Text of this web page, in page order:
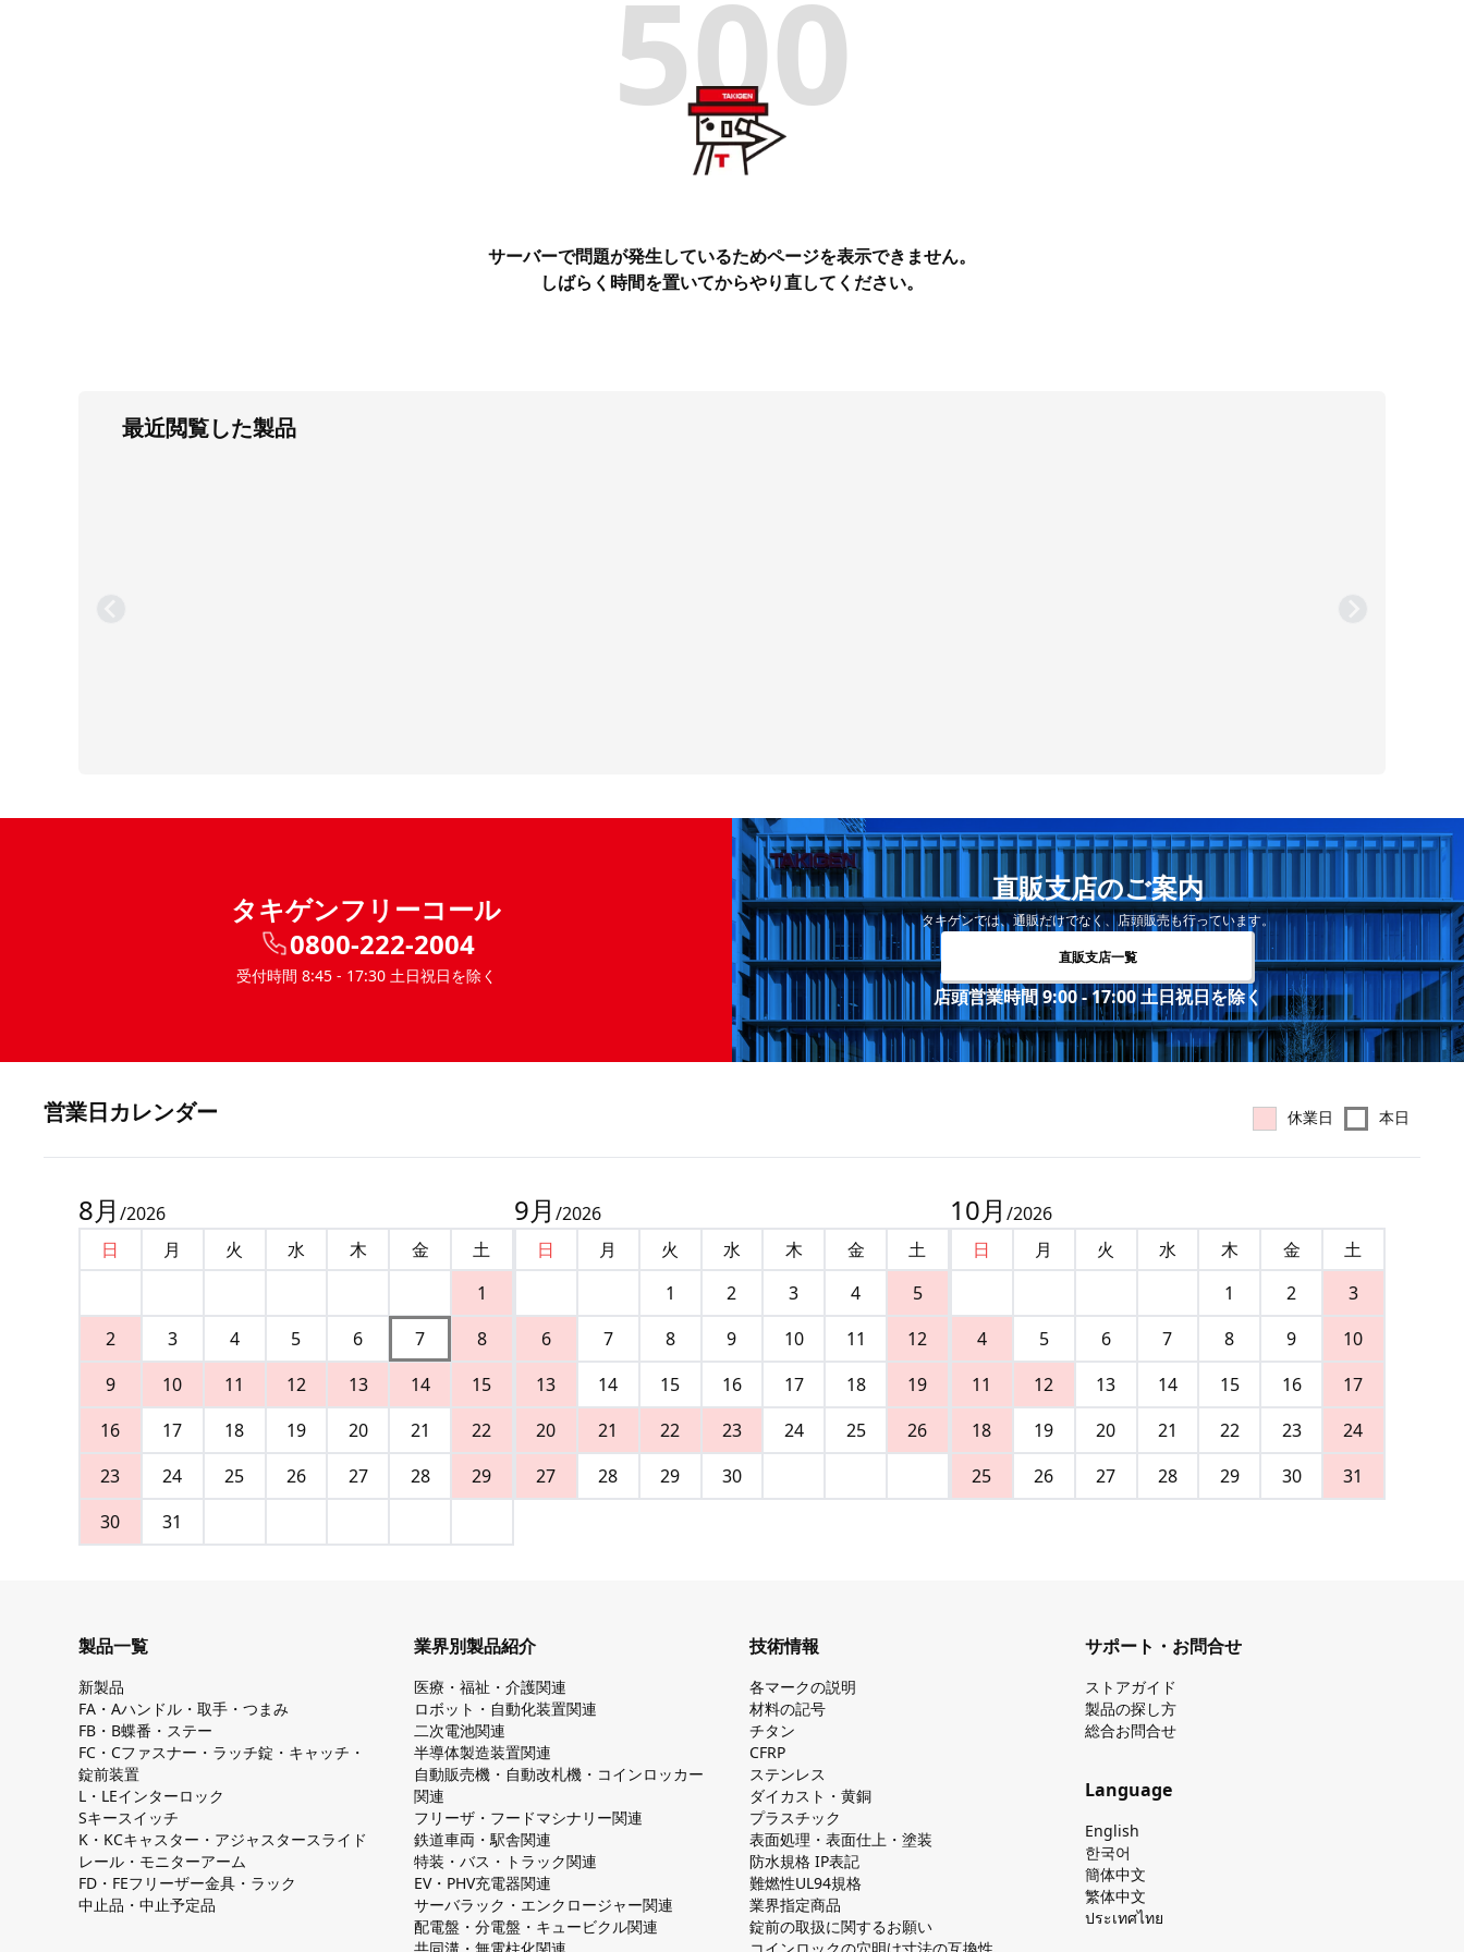
500
サーバーで問題が発生しているためページを表示できません。
しばらく時間を置いてからやり直してください。
最近閲覧した製品
タキゲンフリーコール
0800-222-2004
受付時間 8:45 - 17:30 土日祝日を除く
直販支店のご案内
タキゲンでは、通販だけでなく、店頭販売も行っています。
直販支店一覧
店頭営業時間 9:00 - 17:00 土日祝日を除く
営業⽇カレンダー 休業日 本日
8月 /2026
日
月 火 水 木 金
土
1
2
3 4 5 6 7
8
9
10 11 12 13 14
15
16
17 18 19 20 21
22
23
24 25 26 27 28
29
30
31
9月 /2026
日
月 火 水 木 金
土
1
2 3 4
5
6
7 8 9 10 11
12
13
14 15 16 17 18
19
20
21 22 23 24 25
26
27
28 29 30
10月 /2026
日
月 火 水 木 金
土
1
2
3
4
5 6 7 8 9
10
11
12 13 14 15 16
17
18
19 20 21 22 23
24
25
26 27 28 29 30 31
製品一覧
新製品
FA・Aハンドル・取手・つまみ
FB・B蝶番・ステー
FC・Cファスナー・ラッチ錠・キャッチ・
錠前装置
L・LEインターロック
Sキースイッチ
K・KCキャスター・アジャスタースライド
レール・モニターアーム
FD・FEフリーザー金具・ラック
中止品・中止予定品
業界別製品紹介
医療・福祉・介護関連
ロボット・自動化装置関連
二次電池関連
半導体製造装置関連
自動販売機・自動改札機・コインロッカー
関連
フリーザ・フードマシナリー関連
鉄道車両・駅舎関連
特装・バス・トラック関連
EV・PHV充電器関連
サーバラック・エンクロージャー関連
配電盤・分電盤・キュービクル関連
技術情報
各マークの説明
材料の記号
チタン
CFRP
ステンレス
ダイカスト・⻩銅
プラスチック
表面処理・表面仕上・塗装
防⽔規格 IP表記
難燃性UL94規格
業界指定商品
錠前の取扱に関するお願い
サポート・お問合せ
ストアガイド
製品の探し⽅
総合お問合せ
Language
English
한국어
簡体中文
繁体中文
ประเทศไทย